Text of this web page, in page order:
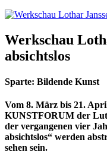
Werkschau
absichtslos
Sparte: Bildende Kunst
Vom 8. März bis 21.
KUNSTFORUM der
der vergangenen vier
absichtslos“ werden
sehen sein.